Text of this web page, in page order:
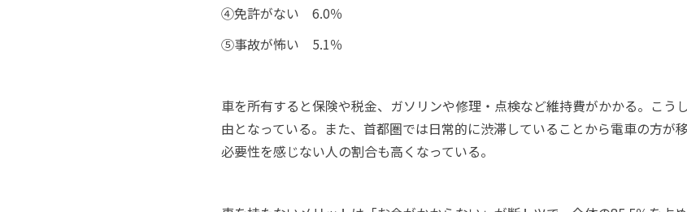
④免許がない 6.0％
⑤事故が怖い 5.1％
車を所有すると保険や税金、ガソリンや修理・点検など維持費がかかる。こう
由となっている。また、首都圏では日常的に渋滞していることから電車の方が
必要性を感じない人の割合も高くなっている。